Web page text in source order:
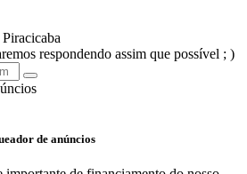
respondendo assim que possível ; )
de anúncios